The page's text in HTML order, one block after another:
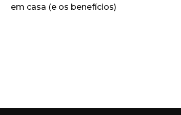
em casa (e os benefícios)